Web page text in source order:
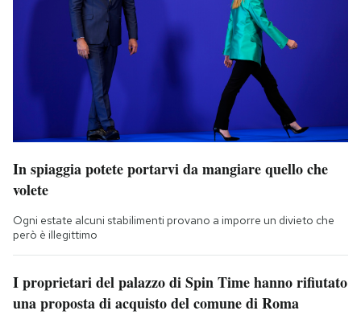
In spiaggia potete portarvi da mangiare quello che
volete
Ogni estate alcuni stabilimenti provano a imporre un divieto che
però è illegittimo
I proprietari del palazzo di Spin Time hanno rifiutato
una proposta di acquisto del comune di Roma